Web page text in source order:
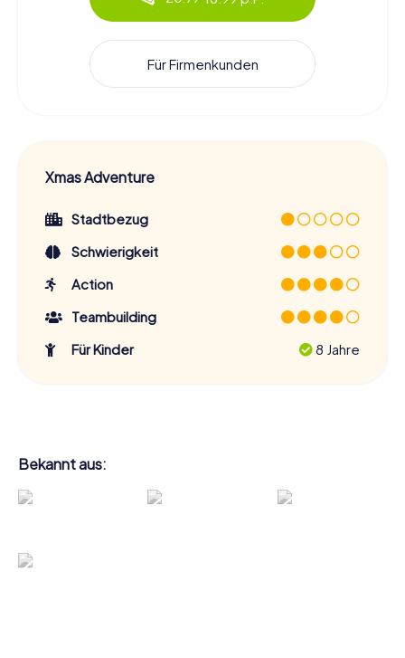
Für Firmenkunden
Xmas Adventure
Stadtbezug
Schwierigkeit
Action
Teambuilding
Für Kinder
8 Jahre
Bekannt aus: